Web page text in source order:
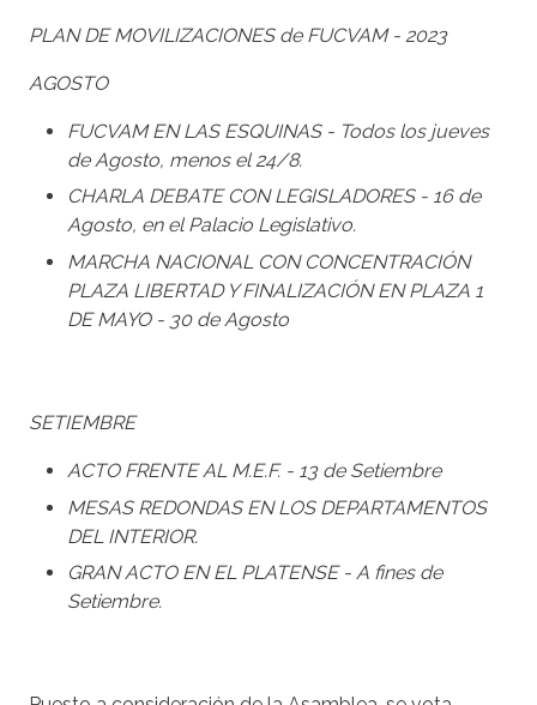
PLAN DE MOVILIZACIONES de FUCVAM - 2023
AGOSTO
FUCVAM EN LAS ESQUINAS - Todos los jueves
de Agosto, menos el 24/8.
CHARLA DEBATE CON LEGISLADORES - 16 de
Agosto, en el Palacio Legislativo.
MARCHA NACIONAL CON CONCENTRACIÓN
PLAZA LIBERTAD Y FINALIZACIÓN EN PLAZA 1
DE MAYO - 30 de Agosto
SETIEMBRE
ACTO FRENTE AL M.E.F. - 13 de Setiembre
MESAS REDONDAS EN LOS DEPARTAMENTOS
DEL INTERIOR.
GRAN ACTO EN EL PLATENSE - A fines de
Setiembre.